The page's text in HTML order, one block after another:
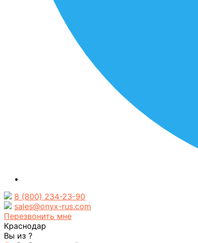
8 (800) 234-23-90
sales@onyx-rus.com
Перезвонить мне
Краснодар
Вы из ?